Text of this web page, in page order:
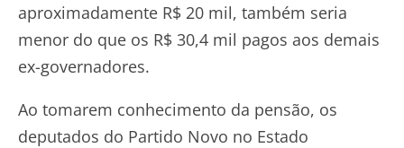
aproximadamente R$ 20 mil, também seria
menor do que os R$ 30,4 mil pagos aos demais
ex-governadores.
Ao tomarem conhecimento da pensão, os
deputados do Partido Novo no Estado